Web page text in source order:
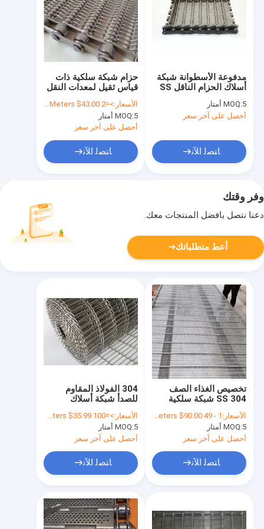
حزام شبكة سلكية ذات
قياس ثقيل لمعدات النقل
الأسعار:>=2 Square Meters $43.00
MOQ:5 أمتار
أحصل على آخر سعر
ﺎﺘﺼﻟ ﺍﻶﻧ
مدفوعة الأسطوانة شبكة
أسلاك الحزام الناقل SS
سلسلة شريحة مع مرفق
MOQ:5 أمتار
أحصل على آخر سعر
ﺎﺘﺼﻟ ﺍﻶﻧ
وفر وقتك
دعنا نتصل بأفضل المنتجات معك.
أعط متطلباتك
304 الفولاذ المقاوم
للصدأ شبكة أسلاك
سلسلة ربط الحزام الناقل
لآلة الشوكولاته
الأسعار:>=100 Square Meters $35.99
MOQ:5 أمتار
أحصل على آخر سعر
ﺎﺘﺼﻟ ﺍﻶﻧ
تخصيص الغذاء الصف
304 SS شبكة سلكية
حزام ناقل سلسلة معدنية
ربط الحزام
الأسعار: 1 - 49 Meters $100.00， 50 - 99 Meters $95.00， >=100 Meters $90.00
MOQ:5 أمتار
أحصل على آخر سعر
ﺎﺘﺼﻟ ﺍﻶﻧ